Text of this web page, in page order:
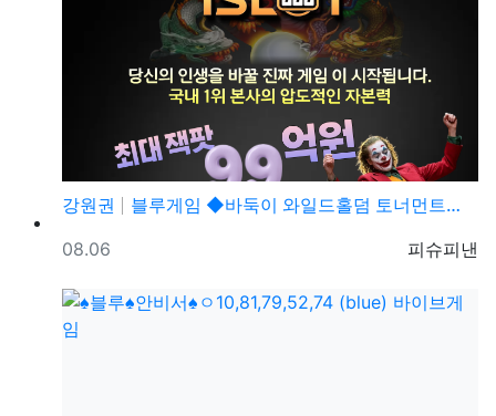
강원권
블루게임 ◆바둑이 와일드홀덤 토너먼트◆ pshotgam…
등록자
피슈피낸
등록일
08.06